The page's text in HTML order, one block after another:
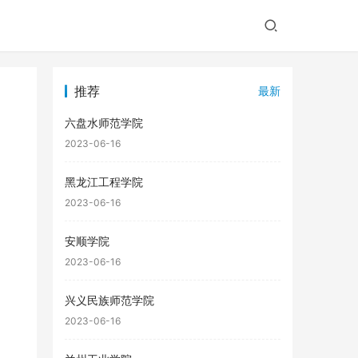
推荐 最新
六盘水师范学院
2023-06-16
黑龙江工程学院
2023-06-16
安顺学院
2023-06-16
兴义民族师范学院
2023-06-16